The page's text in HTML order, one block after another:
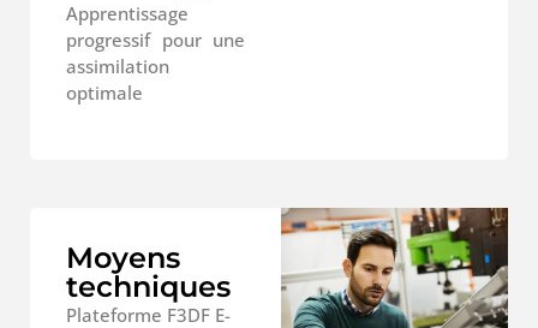
Apprentissage
progressif pour une
assimilation
optimale
Moyens
techniques
Plateforme F3DF E-